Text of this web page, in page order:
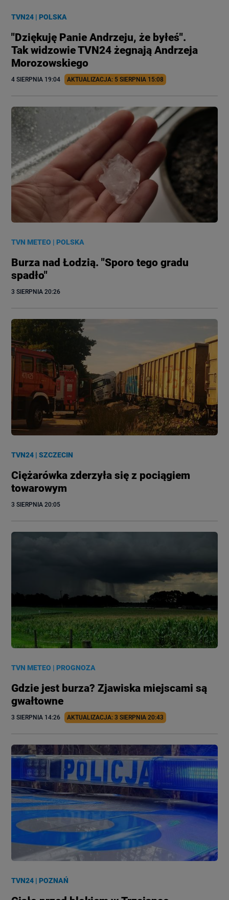
TVN24 |POLSKA
"Dziękuję Panie Andrzeju, że byłeś".
Tak widzowie TVN24 żegnają Andrzeja
Morozowskiego
4 SIERPNIA 19:04 AKTUALIZACJA: 5 SIERPNIA 15:08
TVN METEO |POLSKA
Burza nad Łodzią. "Sporo tego gradu
spadło"
3 SIERPNIA 20:26
TVN24 |SZCZECIN
Ciężarówka zderzyła się z pociągiem
towarowym
3 SIERPNIA 20:05
TVN METEO |PROGNOZA
Gdzie jest burza? Zjawiska miejscami są
gwałtowne
3 SIERPNIA 14:26 AKTUALIZACJA: 3 SIERPNIA 20:43
TVN24 |POZNAŃ